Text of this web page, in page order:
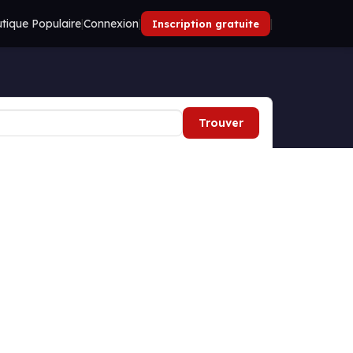
Populaire|Connexion| Inscription gratuite |
Trouver